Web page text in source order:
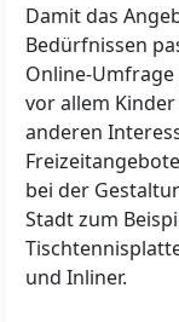
Damit das
Bedürfnissen
Online-
vor allem
anderen
bei der
Stadt zum
und Inliner.